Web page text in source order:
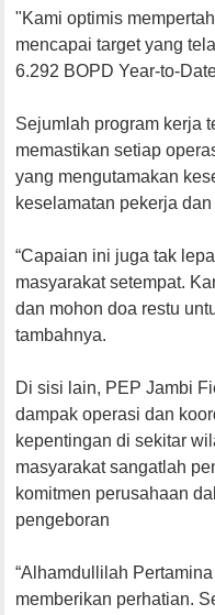
"Kami optimis
mencapai target yang
6.292 BOPD Year-to-
Sejumlah program kerja
memastikan setiap
yang mengutamakan
keselamatan pekerja
“Capaian ini juga tak
masyarakat setempat.
dan mohon doa restu
tambahnya.
Di sisi lain, PEP Jambi
dampak operasi dan
kepentingan di sekitar
masyarakat sangatlah
komitmen perusahaan
pengeboran
“Alhamdullilah
memberikan perhatian.